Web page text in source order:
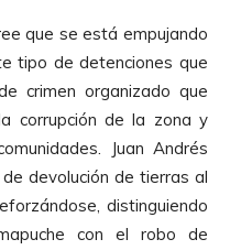
que se está empujando
tipo de detenciones que
crimen organizado que
corrupción de la zona y
Juan Andrés
devolución de tierras al
distinguiendo
con el robo de